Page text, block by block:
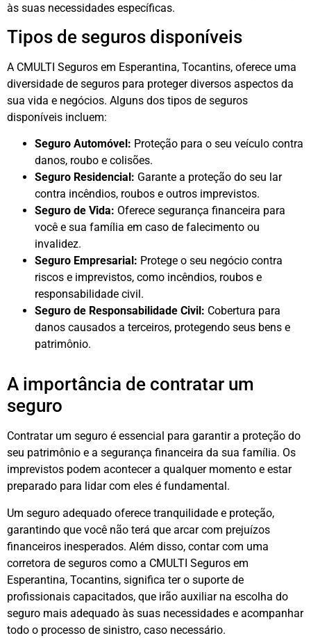
às suas necessidades específicas.
Tipos de seguros disponíveis
A CMULTI Seguros em Esperantina, Tocantins, oferece uma
diversidade de seguros para proteger diversos aspectos da
sua vida e negócios. Alguns dos tipos de seguros
disponíveis incluem:
Seguro Automóvel: Proteção para o seu veículo contra
danos, roubo e colisões.
Seguro Residencial: Garante a proteção do seu lar
contra incêndios, roubos e outros imprevistos.
Seguro de Vida: Oferece segurança financeira para
você e sua família em caso de falecimento ou
invalidez.
Seguro Empresarial: Protege o seu negócio contra
riscos e imprevistos, como incêndios, roubos e
responsabilidade civil.
Seguro de Responsabilidade Civil: Cobertura para
danos causados a terceiros, protegendo seus bens e
patrimônio.
A importância de contratar um
seguro
Contratar um seguro é essencial para garantir a proteção do
seu patrimônio e a segurança financeira da sua família. Os
imprevistos podem acontecer a qualquer momento e estar
preparado para lidar com eles é fundamental.
Um seguro adequado oferece tranquilidade e proteção,
garantindo que você não terá que arcar com prejuízos
financeiros inesperados. Além disso, contar com uma
corretora de seguros como a CMULTI Seguros em
Esperantina, Tocantins, significa ter o suporte de
profissionais capacitados, que irão auxiliar na escolha do
seguro mais adequado às suas necessidades e acompanhar
todo o processo de sinistro, caso necessário.